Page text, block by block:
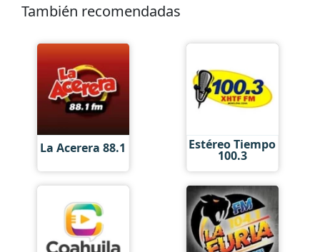
También recomendadas
La Acerera 88.1 Estéreo Tiempo
100.3